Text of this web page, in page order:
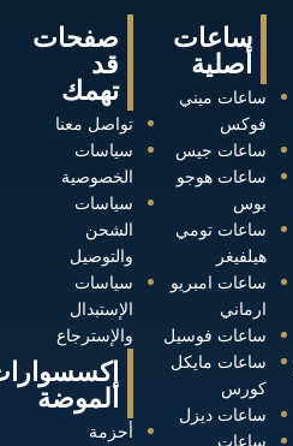
صفحات
قد
تهمك
تواصل معنا
سياسات
الخصوصية
سياسات
الشحن
والتوصيل
سياسات
الإستبدال
والإسترجاع
الموضة
أحزمة
ساعات
أصلية
ساعات ميني
فوكس
ساعات جيس
ساعات هوجو
بوس
ساعات تومي
هيلفيغر
ساعات امبريو
ارماني
ساعات فوسيل
ساعات مايكل
كورس
ساعات ديزل
ساعات